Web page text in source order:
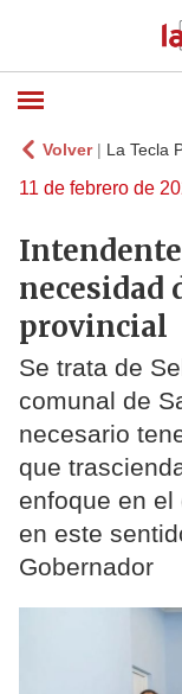
Volver| La Tecla
11 de febrero de
necesidad
provincial
Se trata de
comunal de
necesario
que
enfoque en
en este
Gobernador